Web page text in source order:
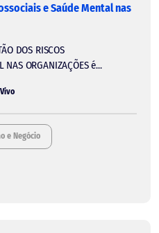
e Saúde Mental nas
DOS RISCOS
NAS ORGANIZAÇÕES é...
e Negócio